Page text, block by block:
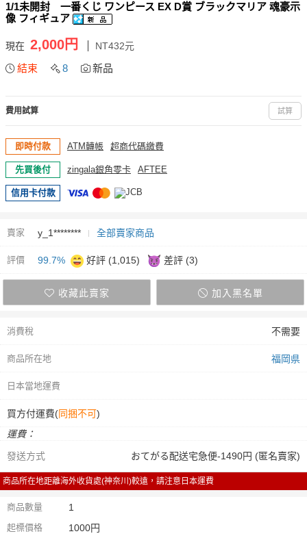
1/1未開封 一番くじ ワンピース EX D賞 ブラックマリア 魂豪示
像 フィギュア
現在 2,000円 NT432元
結束 8 新品
費用試算 試算
即時付款 ATM轉帳 超商代碼繳費
先買後付 zingala銀角零卡 AFTEE
信用卡付款
賣家 y_1******** 全部賣家商品
評價 99.7% 好評 (1,015) 差評 (3)
收藏此賣家 加入黑名單
消費稅 不需要
商品所在地 福岡県
日本當地運費
買方付運費(同捆不可)
運費：
發送方式
おてがる配送宅急便-1490円 (匿名賣家)
商品所在地距離海外收貨處(神奈川)較遠，請注意日本運費
商品數量 1
起標價格 1000円